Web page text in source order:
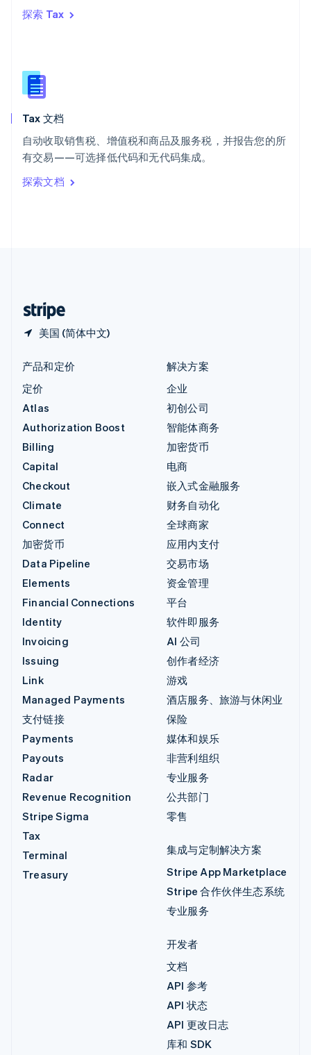
探索 Tax
Tax 文档
自动收取销售税、增值税和商品及服务税，并报告您的所
有交易——可选择低代码和无代码集成。
探索文档
美国 (简体中文)
English
English
新西兰
匈牙利
意大利
ItalianoEnglish
印度
English
产品和定价
定价
Atlas
Authorization Boost
Billing
Capital
Checkout
Climate
Connect
加密货币
Data Pipeline
Elements
Financial Connections
Identity
Invoicing
Issuing
Link
Managed Payments
支付链接
Payments
Payouts
Radar
Revenue Recognition
Stripe Sigma
Tax
Terminal
Treasury
解决方案
企业
初创公司
智能体商务
加密货币
电商
嵌入式金融服务
财务自动化
全球商家
应用内支付
交易市场
资金管理
平台
软件即服务
AI 公司
创作者经济
游戏
酒店服务、旅游与休闲业
保险
媒体和娱乐
非营利组织
专业服务
公共部门
零售
集成与定制解决方案
Stripe App Marketplace
Stripe 合作伙伴生态系统
专业服务
开发者
文档
API 参考
API 状态
API 更改日志
库和 SDK